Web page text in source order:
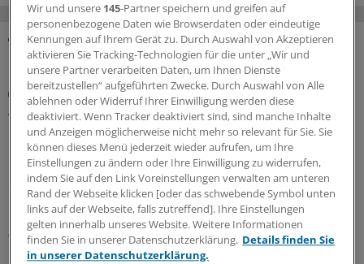
MEHR ZUM THEMA
G-BA / Innovationsfonds
App-basiertes Monitoring hilft Frauen mit
metastasiertem Brustkrebs
Der Innovationsausschuss beim Gemeinsamen
Bundesausschuss empfiehlt das Projekt „PRO B“ für
einen Transfer in die Regelversorgung. Drei
Krankenkassen wollen dies schon vorher anbieten.
07.08.2026
Wir und unsere 145-Partner speichern und greifen auf
personenbezogene Daten wie Browserdaten oder eindeutige
Kennungen auf Ihrem Gerät zu. Durch Auswahl von Akzeptieren
aktivieren Sie Tracking-Technologien für die unter „Wir und
unsere Partner verarbeiten Daten, um Ihnen Dienste
bereitzustellen“ aufgeführten Zwecke. Durch Auswahl von Alle
ablehnen oder Widerruf Ihrer Einwilligung werden diese
deaktiviert. Wenn Tracker deaktiviert sind, sind manche Inhalte
und Anzeigen möglicherweise nicht mehr so relevant für Sie. Sie
können dieses Menü jederzeit wieder aufrufen, um Ihre
Einstellungen zu ändern oder Ihre Einwilligung zu widerrufen,
indem Sie auf den Link Voreinstellungen verwalten am unteren
Rand der Webseite klicken [oder das schwebende Symbol unten
links auf der Webseite, falls zutreffend]. Ihre Einstellungen
gelten innerhalb unseres Website. Weitere Informationen
finden Sie in unserer Datenschutzerklärung. Details finden Sie
in unserer Datenschutzerklärung.